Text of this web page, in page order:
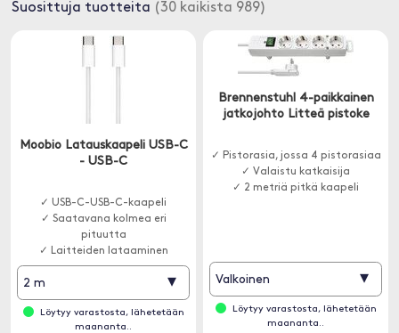
Suosittuja tuotteita (30 kaikista 989)
Moobio Latauskaapeli USB-C
- USB-C
✓ USB-C-USB-C-kaapeli
✓ Saatavana kolmea eri
pituutta
✓ Laitteiden lataaminen
2 m ▾
Löytyy varastosta, lähetetään
maananta..
Brennenstuhl 4-paikkainen
jatkojohto Litteä pistoke
✓ Pistorasia, jossa 4 pistorasiaa
✓ Valaistu katkaisija
✓ 2 metriä pitkä kaapeli
Valkoinen ▾
Löytyy varastosta, lähetetään
maananta..